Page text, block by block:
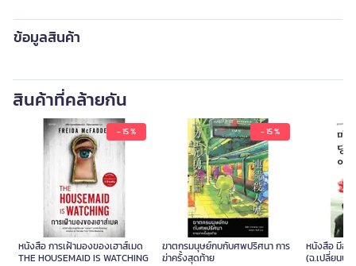
ข้อมูลสินค้า
สินค้าที่คล้ายกัน
- 15 %
หนังสือ การเฝ้ามองของเฮาส์เมด
THE HOUSEMAID IS WATCHING
- 15 %
ฆาตกรมนุษย์กบกับศพปริศนา การ
ฆ่าครั้งสุดท้าย
หนังสือ มีอะ
(ฉ.เปลี่ยนปก)